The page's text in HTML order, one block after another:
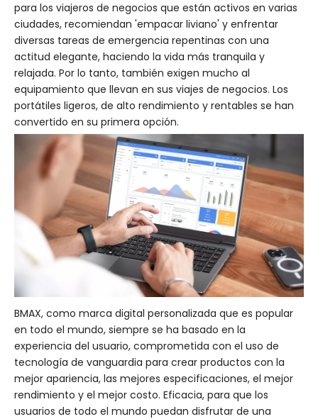
para los viajeros de negocios que están activos en varias
ciudades, recomiendan 'empacar liviano' y enfrentar
diversas tareas de emergencia repentinas con una
actitud elegante, haciendo la vida más tranquila y
relajada. Por lo tanto, también exigen mucho al
equipamiento que llevan en sus viajes de negocios. Los
portátiles ligeros, de alto rendimiento y rentables se han
convertido en su primera opción.
BMAX, como marca digital personalizada que es popular
en todo el mundo, siempre se ha basado en la
experiencia del usuario, comprometida con el uso de
tecnología de vanguardia para crear productos con la
mejor apariencia, las mejores especificaciones, el mejor
rendimiento y el mejor costo. Eficacia, para que los
usuarios de todo el mundo puedan disfrutar de una